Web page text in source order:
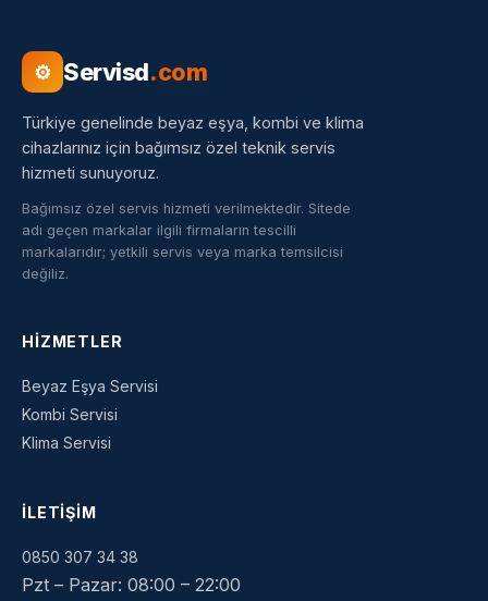
⚙ Servisd.com
Türkiye genelinde beyaz eşya, kombi ve klima
cihazlarınız için bağımsız özel teknik servis
hizmeti sunuyoruz.
Bağımsız özel servis hizmeti verilmektedir. Sitede
adı geçen markalar ilgili firmaların tescilli
markalarıdır; yetkili servis veya marka temsilcisi
değiliz.
HIZMETLER
Beyaz Eşya Servisi
Kombi Servisi
Klima Servisi
İLETIŞIM
0850 307 34 38
Pzt – Pazar: 08:00 – 22:00